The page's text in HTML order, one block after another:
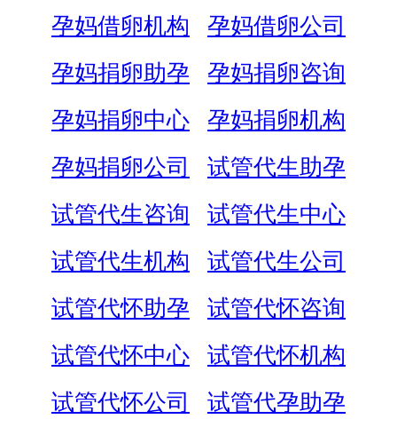
孕妈借卵机构
孕妈借卵公司
孕妈捐卵助孕
孕妈捐卵咨询
孕妈捐卵中心
孕妈捐卵机构
孕妈捐卵公司
试管代生助孕
试管代生咨询
试管代生中心
试管代生机构
试管代生公司
试管代怀助孕
试管代怀咨询
试管代怀中心
试管代怀机构
试管代怀公司
试管代孕助孕